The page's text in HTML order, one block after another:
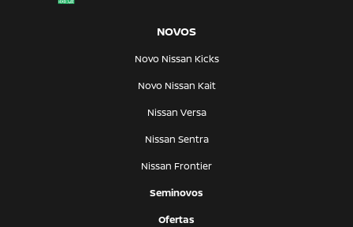
NOVOS
Novo Nissan Kicks
Novo Nissan Kait
Nissan Versa
Nissan Sentra
Nissan Frontier
Seminovos
Ofertas